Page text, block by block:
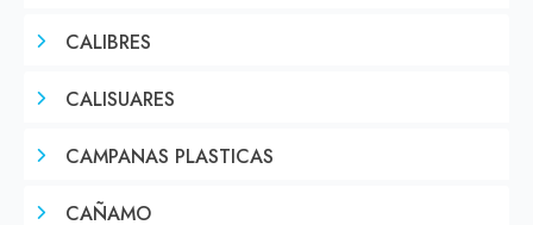
CALIBRES
CALISUARES
CAMPANAS PLASTICAS
CAÑAMO